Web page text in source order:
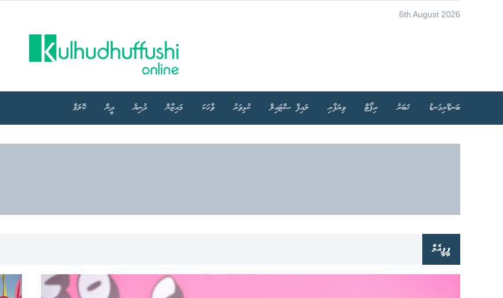
6th August 2026
ބަނޑޭރިގަނޑު ޚަބަރު ރިޕޯޓް ވިޔަފާރި ލައިފް ސްޓައިލް ކުޅިވަރު ވާހަކަ މައިޒާން ދުނިޔެ ދީން ކޮލަމް
ޕީޕީއެމް